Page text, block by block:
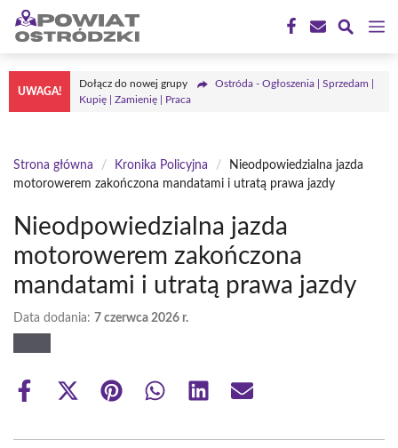
Przejdź
treści
UWAGA!
Dołącz do nowej grupy
Ostróda - Ogłoszenia | Sprzedam |
Kupię | Zamienię | Praca
Strona główna / Kronika Policyjna /
Nieodpowiedzialna jazda
motorowerem zakończona mandatami i utratą prawa jazdy
Nieodpowiedzialna jazda
motorowerem zakończona
mandatami i utratą prawa jazdy
Data dodania: 7 czerwca 2026 r.
Share
Share
(Twitter)
Share Share Share Share